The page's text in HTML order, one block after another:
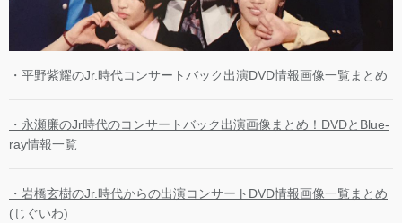
・平野紫耀のJr.時代コンサートバック出演DVD情報画像一覧まとめ
・永瀬廉のJr時代のコンサートバック出演画像まとめ！DVDとBlue-
ray情報一覧
・岩橋玄樹のJr.時代からの出演コンサートDVD情報画像一覧まとめ
(じぐいわ)